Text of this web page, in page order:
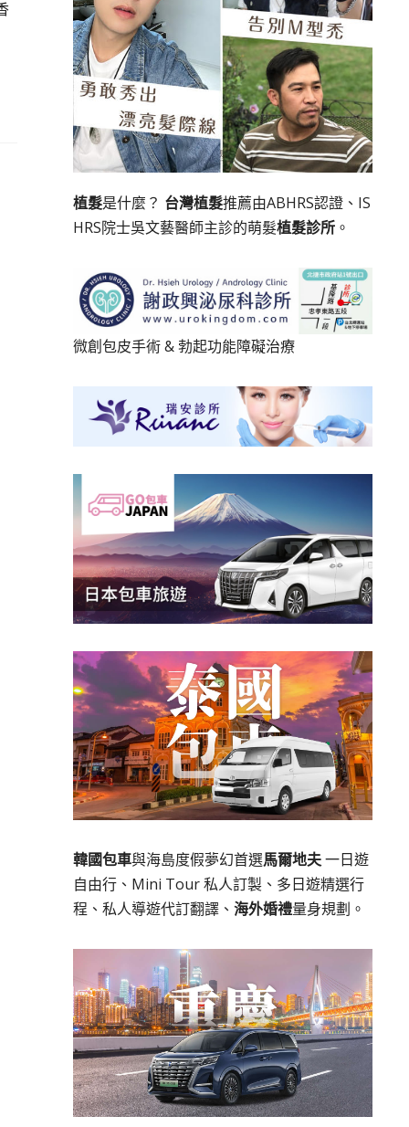
植髮是什麼？ 台灣植髮推薦由ABHRS認證、IS
HRS院士吳文藝醫師主診的萌髮植髮診所。
微創包皮手術&勃起功能障礙治療
韓國包車與海島度假夢幻首選馬爾地夫一日遊
自由行、Mini Tour 私人訂製、多日遊精選行
程、私人導遊代訂翻譯、 海外婚禮量身規劃。